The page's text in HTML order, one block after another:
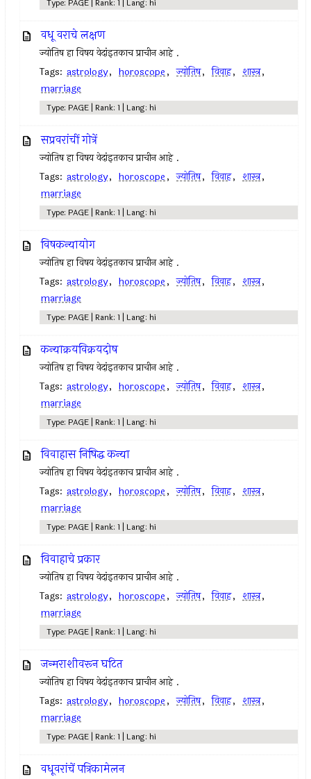
Type: PAGE | Rank: 1 | Lang: hi
वधू वराचे लक्षण
ज्योतिष हा विषय वेदांइतकाच प्राचीन आहे .
Tags: astrology, horoscope, ज्योतिष, विवाह, शास्त्र,
marriage
Type: PAGE | Rank: 1 | Lang: hi
सप्रवरांचीं गोत्रें
ज्योतिष हा विषय वेदांइतकाच प्राचीन आहे .
Tags: astrology, horoscope, ज्योतिष, विवाह, शास्त्र,
marriage
Type: PAGE | Rank: 1 | Lang: hi
विषकन्यायोग
ज्योतिष हा विषय वेदांइतकाच प्राचीन आहे .
Tags: astrology, horoscope, ज्योतिष, विवाह, शास्त्र,
marriage
Type: PAGE | Rank: 1 | Lang: hi
कन्याक्रयविक्रयदोष
ज्योतिष हा विषय वेदांइतकाच प्राचीन आहे .
Tags: astrology, horoscope, ज्योतिष, विवाह, शास्त्र,
marriage
Type: PAGE | Rank: 1 | Lang: hi
विवाहास निषिद्ध कन्या
ज्योतिष हा विषय वेदांइतकाच प्राचीन आहे .
Tags: astrology, horoscope, ज्योतिष, विवाह, शास्त्र,
marriage
Type: PAGE | Rank: 1 | Lang: hi
विवाहाचे प्रकार
ज्योतिष हा विषय वेदांइतकाच प्राचीन आहे .
Tags: astrology, horoscope, ज्योतिष, विवाह, शास्त्र,
marriage
Type: PAGE | Rank: 1 | Lang: hi
जन्मराशीवरून घटित
ज्योतिष हा विषय वेदांइतकाच प्राचीन आहे .
Tags: astrology, horoscope, ज्योतिष, विवाह, शास्त्र,
marriage
Type: PAGE | Rank: 1 | Lang: hi
वधूवरांचें पत्रिकामेलन